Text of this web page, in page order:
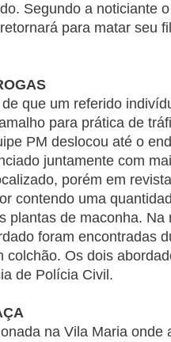
Segundo a noticiante
para matar seu
que um referido
para prática de
PM deslocou até o
juntamente com
porém em
contendo uma
plantas de maconha. Na
foram encontradas
colchão. Os dois
de Polícia Civil.
na Vila Maria onde